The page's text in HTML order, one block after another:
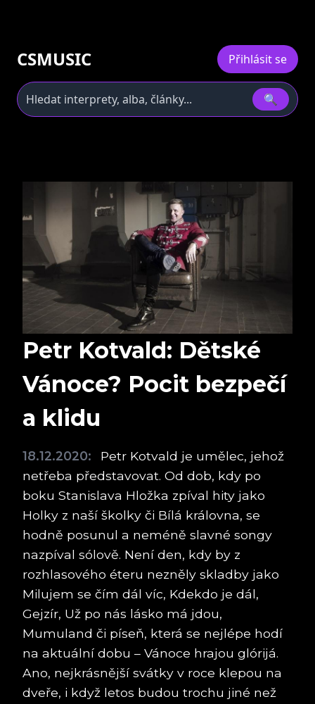
CSMUSIC Přihlásit se
🔍
Petr Kotvald: Dětské
Vánoce? Pocit bezpečí
a klidu
18.12.2020:
Petr Kotvald je umělec, jehož
netřeba představovat. Od dob, kdy po
boku Stanislava Hložka zpíval hity jako
Holky z naší školky či Bílá královna, se
hodně posunul a neméně slavné songy
nazpíval sólově. Není den, kdy by z
rozhlasového éteru nezněly skladby jako
Milujem se čím dál víc, Kdekdo je dál,
Gejzír, Už po nás lásko má jdou,
Mumuland či píseň, která se nejlépe hodí
na aktuální dobu – Vánoce hrajou glórijá.
Ano, nejkrásnější svátky v roce klepou na
dveře, i když letos budou trochu jiné než